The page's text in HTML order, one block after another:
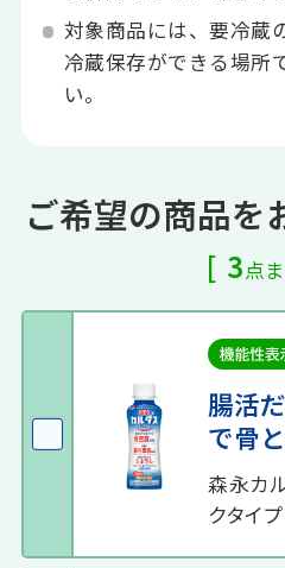
対象商品には、要冷蔵
冷蔵保存ができる場所
い。
ご希望の商品を
3点
腸活
で骨
森永カ
クタイプ